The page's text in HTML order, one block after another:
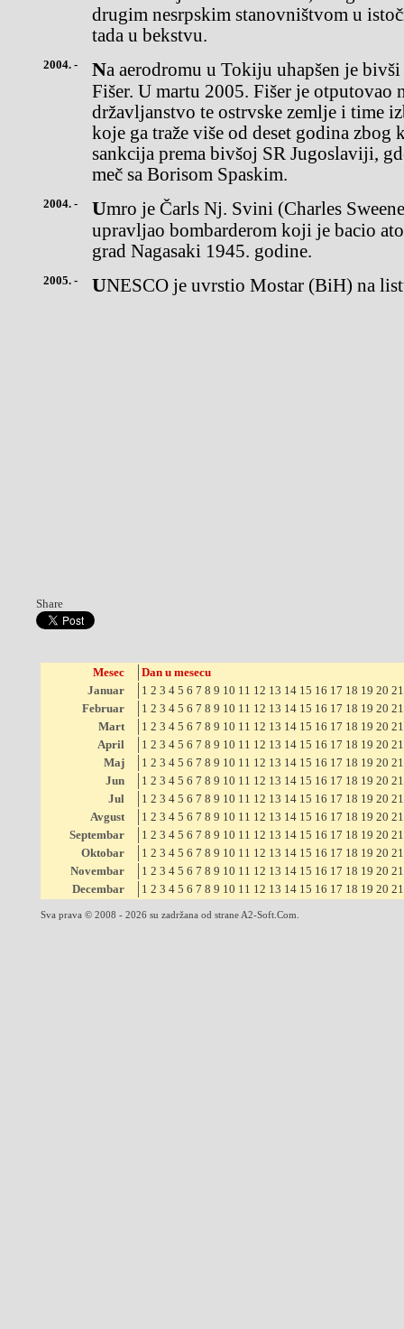
drugim nesrpskim stanovništvom u
tada u bekstvu.
2004. - Na aerodromu u Tokiju uhapšen je bivši svetski prvak u šahu Bobi
Fišer. U martu 2005. Fišer je otputovao
državljanstvo te ostrvske zemlje i time
koje ga traže više od deset godina zbog
sankcija prema bivšoj SR Jugoslaviji,
meč sa Borisom Spaskim.
2004. - Umro je Čarls Nj. Svini (Charles Sweeney), američki pilot koji je
upravljao bombarderom koji je bacio
grad Nagasaki 1945. godine.
2005. - UNESCO je uvrstio Mostar (BiH) na
Share
Mesec
Dan u mesecu
Januar
1 2 3 4 5 6 7 8 9 10 11 12 13 14 15 16 17 18 19 20 21
Februar
1 2 3 4 5 6 7 8 9 10 11 12 13 14 15 16 17 18 19 20 21
Mart
1 2 3 4 5 6 7 8 9 10 11 12 13 14 15 16 17 18 19 20 21
April
1 2 3 4 5 6 7 8 9 10 11 12 13 14 15 16 17 18 19 20 21
Maj
1 2 3 4 5 6 7 8 9 10 11 12 13 14 15 16 17 18 19 20 21
Jun
1 2 3 4 5 6 7 8 9 10 11 12 13 14 15 16 17 18 19 20 21
Jul
1 2 3 4 5 6 7 8 9 10 11 12 13 14 15 16 17 18 19 20 21
Avgust
1 2 3 4 5 6 7 8 9 10 11 12 13 14 15 16 17 18 19 20 21
Septembar
1 2 3 4 5 6 7 8 9 10 11 12 13 14 15 16 17 18 19 20 21
Oktobar
1 2 3 4 5 6 7 8 9 10 11 12 13 14 15 16 17 18 19 20 21
Novembar
1 2 3 4 5 6 7 8 9 10 11 12 13 14 15 16 17 18 19 20 21
Decembar
1 2 3 4 5 6 7 8 9 10 11 12 13 14 15 16 17 18 19 20 21
Sva prava © 2008 - 2026 su zadržana od strane A2-Soft.Com.